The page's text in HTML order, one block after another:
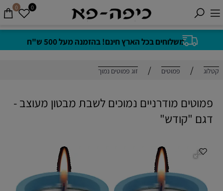
משלוחים בכל הארץ חינם! בהזמנה מעל 500 ש"ח
0 0
קטלוג / פמוטים / זוג פמוטים נמוך
פמוטים מודרניים נמוכים לשבת מבטון מעוצב -
דגם "קודש"